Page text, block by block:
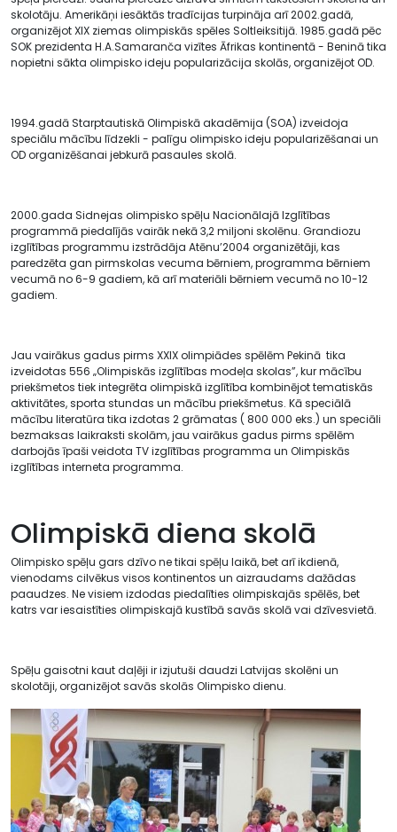
skolotāju. Amerikāņi iesāktās tradīcijas turpināja arī 2002.gadā,
organizējot XIX ziemas olimpiskās spēles Soltleiksitijā. 1985.gadā pēc
SOK prezidenta H.A.Samaranča vizītes Āfrikas kontinentā - Beninā tika
nopietni sākta olimpisko ideju popularizācija skolās, organizējot OD.
1994.gadā Starptautiskā Olimpiskā akadēmija (SOA) izveidoja
speciālu mācību līdzekli - palīgu olimpisko ideju popularizēšanai un
OD organizēšanai jebkurā pasaules skolā.
2000.gada Sidnejas olimpisko spēļu Nacionālajā Izglītības
programmā piedalījās vairāk nekā 3,2 miljoni skolēnu. Grandiozu
izglītības programmu izstrādāja Atēnu’2004 organizētāji, kas
paredzēta gan pirmskolas vecuma bērniem, programma bērniem
vecumā no 6-9 gadiem, kā arī materiāli bērniem vecumā no 10-12
gadiem.
Jau vairākus gadus pirms XXIX olimpiādes spēlēm Pekinā tika
izveidotas 556 „Olimpiskās izglītības modeļa skolas”, kur mācību
priekšmetos tiek integrēta olimpiskā izglītība kombinējot tematiskās
aktivitātes, sporta stundas un mācību priekšmetus. Kā speciālā
mācību literatūra tika izdotas 2 grāmatas ( 800 000 eks.) un speciāli
bezmaksas laikraksti skolām, jau vairākus gadus pirms spēlēm
darbojās īpaši veidota TV izglītības programma un Olimpiskās
izglītības interneta programma.
Olimpiskā diena skolā
Olimpisko spēļu gars dzīvo ne tikai spēļu laikā, bet arī ikdienā,
vienodams cilvēkus visos kontinentos un aizraudams dažādas
paaudzes. Ne visiem izdodas piedalīties olimpiskajās spēlēs, bet
katrs var iesaistīties olimpiskajā kustībā savās skolā vai dzīvesvietā.
Spēļu gaisotni kaut daļēji ir izjutuši daudzi Latvijas skolēni un
skolotāji, organizējot savās skolās Olimpisko dienu.